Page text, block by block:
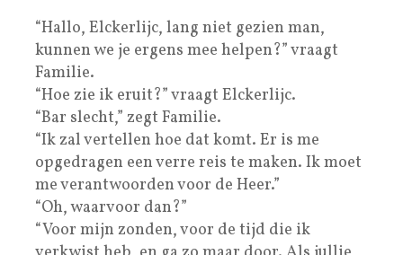
“Hallo, Elckerlijc, lang niet gezien man,
kunnen we je ergens mee helpen?” vraagt
Familie.
“Hoe zie ik eruit?” vraagt Elckerlijc.
“Bar slecht,” zegt Familie.
“Ik zal vertellen hoe dat komt. Er is me
opgedragen een verre reis te maken. Ik moet
me verantwoorden voor de Heer.”
“Oh, waarvoor dan?”
“Voor mijn zonden, voor de tijd die ik